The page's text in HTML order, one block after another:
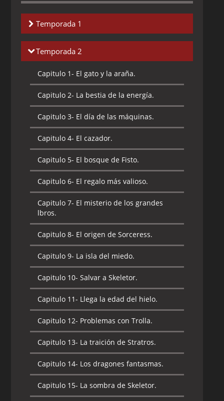
Temporada 1
Capitulo 1-
diamante.
Capitulo 2- El cometa cósmico.
Capitulo 3- El gran símbolo de las
formas.
Capitulo 4-Un acto de desaparición.
Capitulo 5-El demonio de Phantos.
Capitulo 6-La búsqueda de Teela.
Capitulo 7-Los másters del universo.
Capitulo 8-
Capitulo 9- La invasión de los dragones.
Capitulo 10-Un amigo en aprietos.
Capitulo 11- Las máscaras de poder.
Capitulo 12- El complot de Evil-Lyn.
Capitulo 13- De tal padre tal hija.
Capitulo 14- El despertar del coloso.
Capitulo 15- Una diversión bestial.
Capitulo 16- El reinado del monstruo.
Temporada 2
Capitulo 1- El gato y la araña.
Capitulo 2- La bestia de la energía.
Capitulo 3- El día de las máquinas.
Capitulo 4- El cazador.
Capitulo 5- El bosque de Fisto.
Capitulo 6- El regalo más valioso.
Capitulo 7- El misterio de los grandes
lbros.
Capitulo 8- El origen de Sorceress.
Capitulo 9- La isla del miedo.
Capitulo 10- Salvar a Skeletor.
Capitulo 11- Llega la edad del hielo.
Capitulo 12- Problemas con Trolla.
Capitulo 13- La traición de Stratros.
Capitulo 14- Los dragones fantasmas.
Capitulo 15- La sombra de Skeletor.